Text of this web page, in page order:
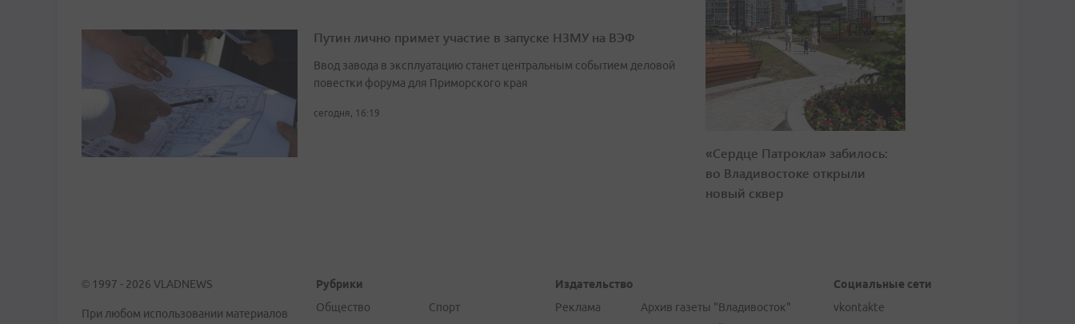
Путин лично примет участие в запуске НЗМУ на ВЭФ
Ввод завода в эксплуатацию станет центральным событием деловой
повестки форума для Приморского края
сегодня, 16:19
«Сердце Патрокла» забилось:
во Владивостоке открыли
новый сквер
© 1997 - 2026 VLADNEWS
При любом использовании материалов
Рубрики
Общество
Спорт
Издательство
Реклама
Архив газеты "Владивосток"
Социальные сети
vkontakte